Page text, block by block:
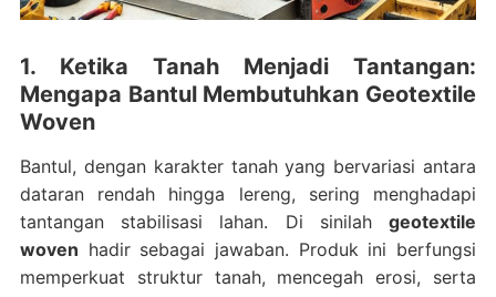
1. Ketika Tanah Menjadi Tantangan:
Mengapa Bantul Membutuhkan Geotextile
Woven
Bantul, dengan karakter tanah yang bervariasi antara
dataran rendah hingga lereng, sering menghadapi
tantangan stabilisasi lahan. Di sinilahgeotextile
woven hadir sebagai jawaban. Produk ini berfungsi
memperkuat struktur tanah, mencegah erosi, serta